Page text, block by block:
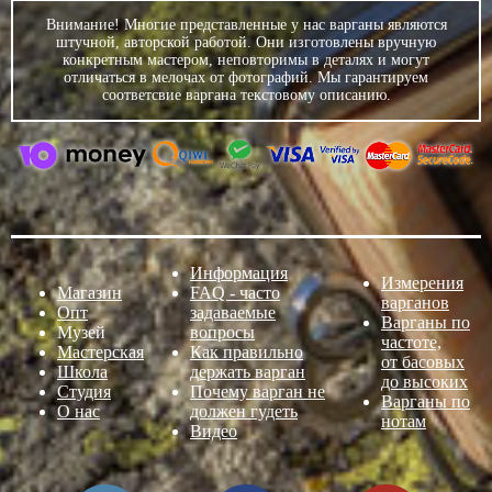
Внимание! Многие представленные у нас варганы являются
штучной, авторской работой. Они изготовлены вручную
конкретным мастером, неповторимы в деталях и могут
отличаться в мелочах от фотографий. Мы гарантируем
соответсвие варгана текстовому описанию.
Магазин
Опт
Музей
Мастерская
Школа
Студия
О нас
Информация
FAQ - часто
задаваемые
вопросы
Как правильно
держать варган
Почему варган не
должен гудеть
Видео
Измерения
варганов
Варганы по
частоте,
от басовых
до высоких
Варганы по
нотам